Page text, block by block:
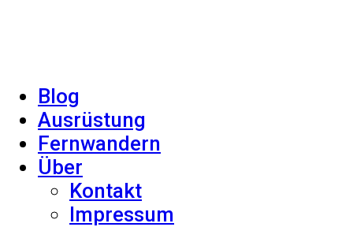
Blog
Ausrüstung
Fernwandern
Über
Kontakt
Impressum